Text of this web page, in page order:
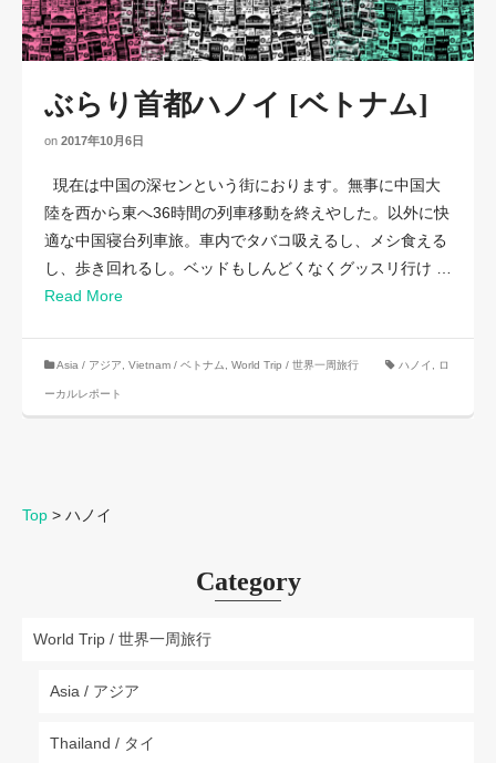
ぶらり首都ハノイ [ベトナム]
on 2017年10月6日
現在は中国の深センという街におります。無事に中国大
陸を西から東へ36時間の列車移動を終えやした。以外に快
適な中国寝台列車旅。車内でタバコ吸えるし、メシ食える
し、歩き回れるし。ベッドもしんどくなくグッスリ行け …
Read More
Asia / アジア, Vietnam / ベトナム, World Trip / 世界一周旅行 ハノイ , ロ
ーカルレポート
Top > ハノイ
Category
World Trip / 世界一周旅行
Asia / アジア
Thailand / タイ